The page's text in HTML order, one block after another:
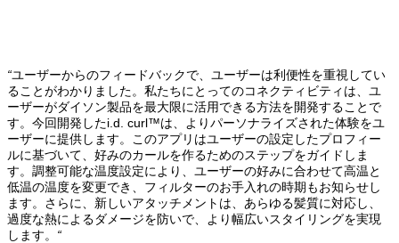
“ユーザーからのフィードバックで、ユーザーは利便性を重視してい
ることがわかりました。私たちにとってのコネクティビティは、ユ
ーザーがダイソン製品を最大限に活用できる方法を開発することで
す。今回開発したi.d. curl™は、よりパーソナライズされた体験をユ
ーザーに提供します。このアプリはユーザーの設定したプロフィー
ルに基づいて、好みのカールを作るためのステップをガイドしま
す。調整可能な温度設定により、ユーザーの好みに合わせて高温と
低温の温度を変更でき、フィルターのお手入れの時期もお知らせし
ます。さらに、新しいアタッチメントは、あらゆる髪質に対応し、
過度な熱によるダメージを防いで、より幅広いスタイリングを実現
します。 “